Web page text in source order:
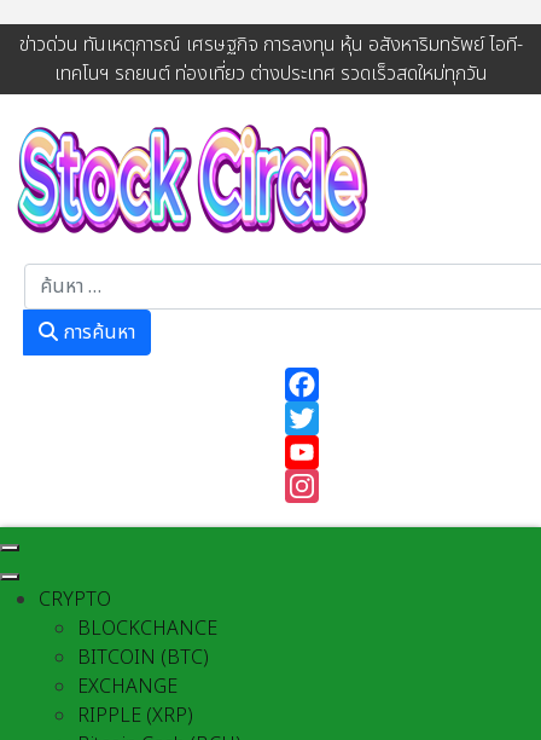
ข่าวด่วน ทันเหตุการณ์ เศรษฐกิจ การลงทุน หุ้น อสังหาริมทรัพย์ ไอที-
เทคโนฯ รถยนต์ ท่องเที่ยว ต่างประเทศ รวดเร็วสดใหม่ทุกวัน
การค้นหา
Instagram
CRYPTO
BLOCKCHANCE
BITCOIN (BTC)
EXCHANGE
RIPPLE (XRP)